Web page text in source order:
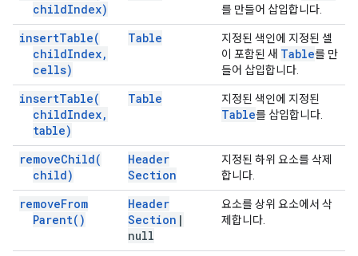
childIndex) 를 만들어 삽입합니다.
insertTable(
childIndex,
cells)
Table
지정된 색인에 지정된 셀
이 포함된 새 Table를 만
들어 삽입합니다.
insertTable(
childIndex,
table)
Table 지정된 색인에 지정된
Table를 삽입합니다.
removeChild(
child)
Header
Section
지정된 하위 요소를 삭제
합니다.
removeFrom
Parent( )
Header
Section |
null
요소를 상위 요소에서 삭
제합니다.